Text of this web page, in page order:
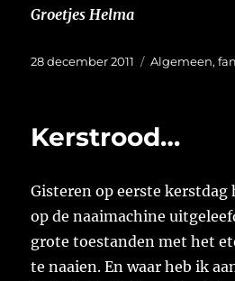
Groetjes Helma
Geplaatst
28 december 2011 Categorieën
Algemeen,
Kerstrood…
Gisteren op eerste
op de naaimachine
grote toestanden met het
te naaien. En waar heb ik